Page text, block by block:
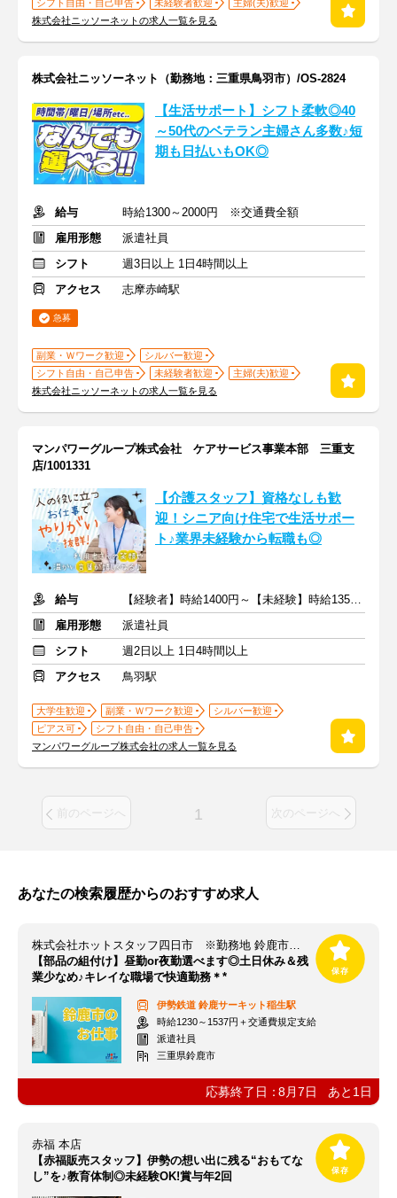
シフト自由・自己申告 未経験者歓迎
主婦(夫)歓迎
株式会社ニッソーネットの求人一覧を見る
株式会社ニッソーネット（勤務地：三重県鳥羽市）/OS-2824
【生活サポート】シフト柔軟◎40
～50代のベテラン主婦さん多数♪短
期も日払いもOK◎
給与
時給1300～2000円 ※交通費全額
雇用形態
派遣社員
シフト
週3日以上 1日4時間以上
アクセス
志摩赤崎駅
急募
副業・Ｗワーク歓迎
シルバー歓迎
シフト自由・自己申告
未経験者歓迎
主婦(夫)歓迎
株式会社ニッソーネットの求人一覧を見る
マンパワーグループ株式会社 ケアサービス事業本部 三重支
店/1001331
【介護スタッフ】資格なしも歓
迎！シニア向け住宅で生活サポー
ト♪業界未経験から転職も◎
給与
【経験者】時給1400円～【未経験】時給1350円～ ※交通費全額
雇用形態
派遣社員
シフト
週2日以上 1日4時間以上
アクセス
鳥羽駅
大学生歓迎 副業・Ｗワーク歓迎
シルバー歓迎
ピアス可
シフト自由・自己申告
マンパワーグループ株式会社の求人一覧を見る
前のページへ 1 次のページへ
あなたの検索履歴からのおすすめ求人
株式会社ホットスタッフ四日市 ※勤務地 鈴鹿市稲生町[251177880001]
【部品の組付け】昼勤or夜勤選べます◎土日休み＆残
業少なめ♪キレイな職場で快適勤務＊*
伊勢鉄道 鈴鹿サーキット稲生駅
時給1230～1537円＋交通費規定支給
派遣社員
三重県鈴鹿市
応募終了日：8月7日 あと 1 日
赤福 本店
【赤福販売スタッフ】伊勢の想い出に残る“おもてな
し”を♪教育体制◎未経験OK!賞与年2回